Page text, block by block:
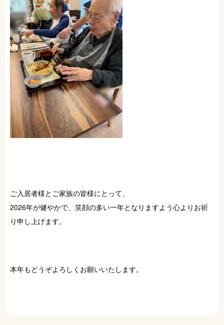
ご入居者様とご家族の皆様にとって、
2026年が健やかで、笑顔の多い一年となりますよう心よりお祈
り申し上げます。
本年もどうぞよろしくお願いいたします。